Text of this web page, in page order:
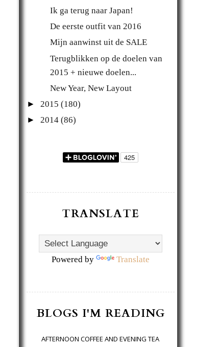
Ik ga terug naar Japan!
De eerste outfit van 2016
Mijn aanwinst uit de SALE
Terugblikken op de doelen van
2015 + nieuwe doelen...
New Year, New Layout
► 2015 (180)
► 2014 (86)
TRANSLATE
Powered by Translate
BLOGS I'M READING
AFTERNOON COFFEE AND EVENING TEA